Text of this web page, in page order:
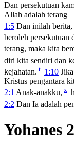
Dan persekutuan
Allah adalah terang
1:5 Dan inilah
beroleh persekutuan
terang, maka kita
diri kita sendiri dan
kejahatan. t 1:10
Kristus pengantara
2:1 Anak-anakku, x
2:2 Dan Ia adalah
Yohanes